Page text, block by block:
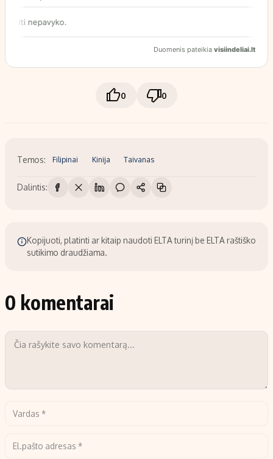
0 0
Temos: Filipinai Kinija Taivanas
Dalintis:
Kopijuoti, platinti ar kitaip naudoti ELTA turinį be ELTA raštiško
sutikimo draudžiama.
0 komentarai